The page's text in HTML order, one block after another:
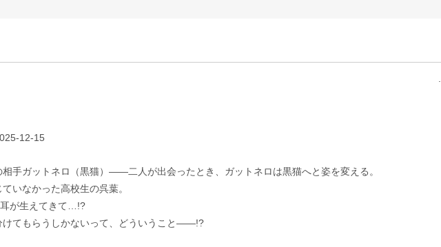
12-15
手ガットネロ（黒猫）――二人が出会ったとき、ガットネロは黒猫へと姿を変える。
いなかった高校生の呉葉。
耳が生えてきて…!?
けてもらうしかないって、どういうこと――!?